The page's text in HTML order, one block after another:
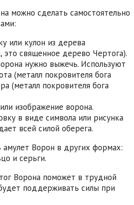
можно сделать самостоятельно
или кулон из дерева
это священное дерево Чертога).
нужно выжечь. Используют
(металл покровителя бога
(металл покровителя бога
изображение ворона.
в виде символа или рисунка
всей силой оберега.
Ворон в других формах:
и серьги.
Ворона поможет в трудной
поддерживать силы при